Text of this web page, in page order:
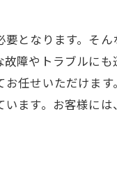
となります。そ
障やトラブルに
任せいただけま
ます。お客様に